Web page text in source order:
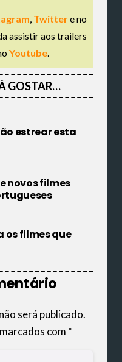
Twittere no
assistir aos trailers
Youtube
GOSTAR…
estrear esta
novos filmes
os filmes que
será publicado.
com *